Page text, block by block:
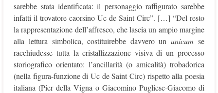
sarebbe stata identificata: il personaggio raffigurato sarebbe
infatti il trovatore caorsino Uc de Saint Circ”. […] “Del resto
la rappresentazione dell’affresco, che lascia un ampio margine
alla lettura simbolica, costituirebbe davvero ununicum se
racchiudesse tutta la cristallizzazione visiva di un processo
storiografico orientato: l’ancillarità (o amicalità) trobadorica
(nella figura-funzione di Uc de Saint Circ) rispetto alla poesia
italiana (Pier della Vigna o Giacomino Pugliese-Giacomo di